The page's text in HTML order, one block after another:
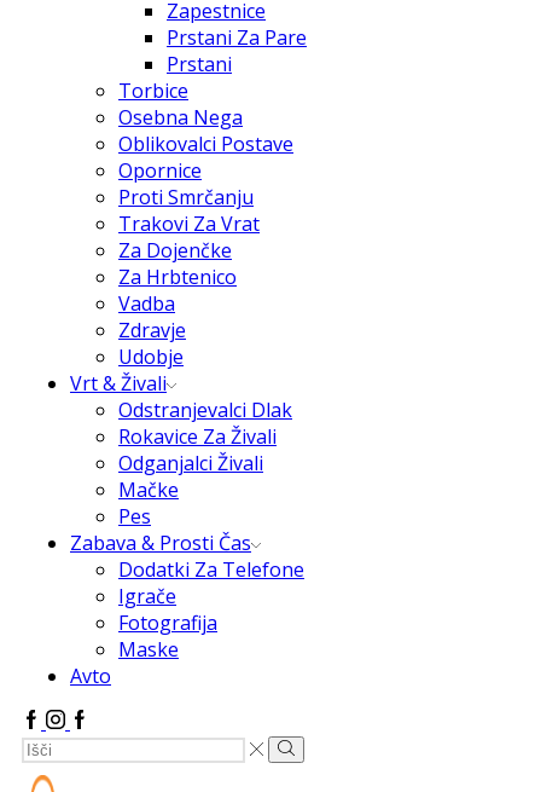
Zapestnice
Prstani Za Pare
Prstani
Torbice
Osebna Nega
Oblikovalci Postave
Opornice
Proti Smrčanju
Trakovi Za Vrat
Za Dojenčke
Za Hrbtenico
Vadba
Zdravje
Udobje
Vrt & Živali
Odstranjevalci Dlak
Rokavice Za Živali
Odganjalci Živali
Mačke
Pes
Zabava & Prosti Čas
Dodatki Za Telefone
Igrače
Fotografija
Maske
Avto
Facebook
Instagram
Google
Plus
Search
Input
Search